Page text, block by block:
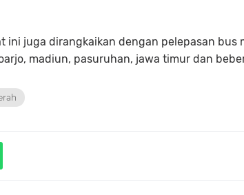
ini juga dirangkaikan dengan pelepasan bus
madiun, pasuruhan, jawa timur dan